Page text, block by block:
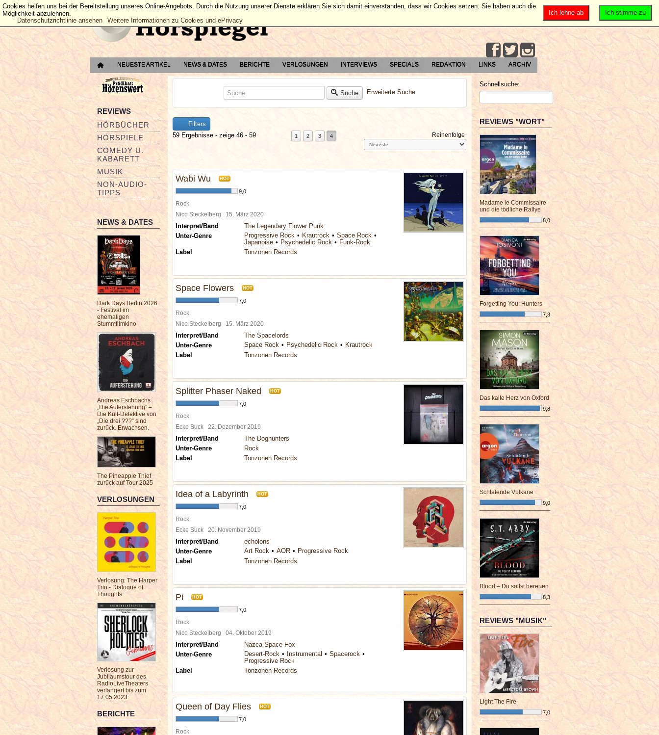
NEUESTE ARTIKEL NEWS & DATES BERICHTE VERLOSUNGEN INTERVIEWS SPECIALS REDAKTION LINKS ARCHIV
REVIEWS
HÖRBÜCHER
HÖRSPIELE
COMEDY U.
KABARETT
MUSIK
NON-AUDIO-
TIPPS
NEWS & DATES
Dark Days Berlin 2026
- Festival im
ehemaligen
Stummfilmkino
Andreas Eschbachs
„Die Auferstehung“ –
Die Kult-Detektive von
„Die drei ???“ sind
zurück. Erwachsen.
The Pineapple Thief
zurück auf Tour 2025
VERLOSUNGEN
Verlosung: The Harper
Trio - Dialogue of
Thoughts
Verlosung zur
Jubiläumstour des
RadioLiveTheaters
verlängert bis zum
17.05.2023
BERICHTE
Suche Erweiterte Suche
Filters
59 Ergebnisse - zeige 46 - 59
1 2 3 4 Reihenfolge
Wabi Wu HOT
9,0
Rock
Nico Steckelberg 15. März 2020
Interpret/Band
The Legendary Flower Punk
Unter-Genre
Progressive Rock Krautrock
Space Rock
Japanoise
Psychedelic Rock
Funk-Rock
Label
Tonzonen Records
Space Flowers HOT
7,0
Rock
Nico Steckelberg 15. März 2020
Interpret/Band
The Spacelords
Unter-Genre
Space Rock Psychedelic Rock
Krautrock
Label
Tonzonen Records
Splitter Phaser Naked HOT
7,0
Rock
Ecke Buck 22. Dezember 2019
Interpret/Band
The Doghunters
Unter-Genre
Rock
Label
Tonzonen Records
Idea of a Labyrinth HOT
7,0
Rock
Ecke Buck 20. November 2019
Interpret/Band
echolons
Unter-Genre
Art Rock AOR
Progressive Rock
Label
Tonzonen Records
Pi HOT
7,0
Rock
Nico Steckelberg 04. Oktober 2019
Interpret/Band
Nazca Space Fox
Unter-Genre
Desert-Rock Instrumental
Spacerock
Progressive Rock
Label
Tonzonen Records
Queen of Day Flies HOT
7,0
Rock
Schnellsuche:
REVIEWS "WORT"
Madame le Commissaire
und die tödliche Rallye
8,0
¯¯¯¯¯¯¯¯¯¯¯¯¯¯¯¯¯¯¯¯¯¯¯¯
Forgetting You: Hunters
7,3
¯¯¯¯¯¯¯¯¯¯¯¯¯¯¯¯¯¯¯¯¯¯¯¯
Das kalte Herz von Oxford
9,8
¯¯¯¯¯¯¯¯¯¯¯¯¯¯¯¯¯¯¯¯¯¯¯¯
Schlafende Vulkane
9,0
¯¯¯¯¯¯¯¯¯¯¯¯¯¯¯¯¯¯¯¯¯¯¯¯
Blood – Du sollst bereuen
8,3
¯¯¯¯¯¯¯¯¯¯¯¯¯¯¯¯¯¯¯¯¯¯¯¯
REVIEWS "MUSIK"
Light The Fire
7,0
¯¯¯¯¯¯¯¯¯¯¯¯¯¯¯¯¯¯¯¯¯¯¯¯
Ich stimme zu
Ich lehne ab
Cookies helfen uns bei der Bereitstellung unseres Online-Angebots. Durch die Nutzung unserer Dienste erklären Sie sich damit einverstanden, dass wir Cookies setzen. Sie haben auch die
Möglichkeit abzulehnen.
Datenschutzrichtlinie ansehen
Weitere Informationen zu Cookies und ePrivacy